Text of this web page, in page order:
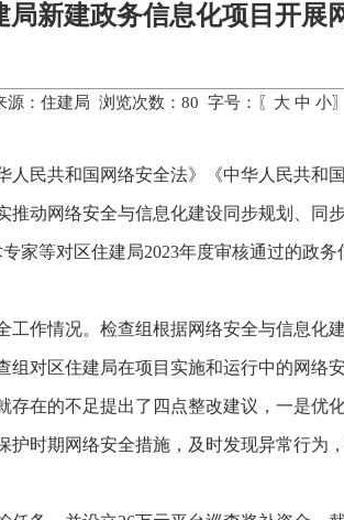
新建政务信息化项目开展
：住建局 浏览次数： 80 字号：〖 大 中 小〗
民共和国网络安全法》《中华人民共和
动网络安全与信息化建设同步规划、同
家等对区住建局2023年度审核通过的政
作情况。检查组根据网络安全与信息化
对区住建局在项目实施和运行中的网络
在的不足提出了四点整改建议，一是优
时期网络安全措施，及时发现异常行为